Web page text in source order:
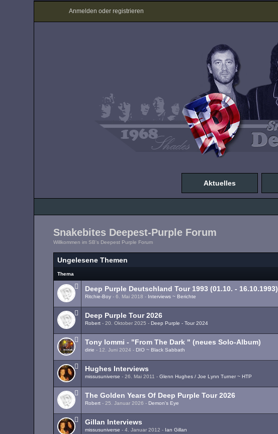
Anmelden oder registrieren
Aktuelles
Snakebites Deepest-Purple Forum
Willkommen im SB's Deepest Purple Forum
Ungelesene Themen
Thema
Deep Purple Deutschland Tour 1993 (01.10. - 16.10.1993)
Ritchie-Boy -6. Mai 2018 - Interviews ~ Berichte
Deep Purple Tour 2026
Robert -20. Oktober 2025 -Deep Purple - Tour 2024
Tony Iommi - "From The Dark " (neues Solo-Album)
dirie - 12. Juni 2024 - DIO ~ Black Sabbath
Hughes Interviews
missusuniverse -26. Mai 2011 -Glenn Hughes / Joe Lynn Turner ~ HTP
The Golden Years Of Deep Purple Tour 2026
Robert -25. Januar 2026 - Demon's Eye
Gillan Interviews
missusuniverse -4. Januar 2012 - Ian Gillan